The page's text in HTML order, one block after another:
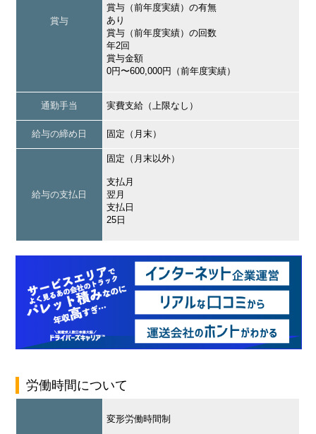
賞与
賞与（前年度実績）の有無
あり
賞与（前年度実績）の回数
年2回
賞与金額
0円〜600,000円（前年度実績）
通勤手当 実費支給（上限なし）
給与の締め日 固定（月末）
給与の支払日
固定（月末以外）
支払月
翌月
支払日
25日
労働時間について
変形労働時間制